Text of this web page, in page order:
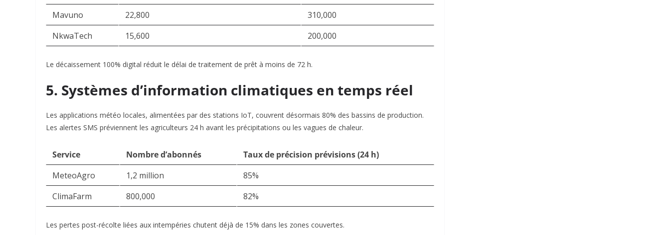
Mavuno
22,800
310,000
NkwaTech
15,600 200,000
Le décaissement 100% digital réduit le délai de traitement de prêt à moins de 72 h.
5. Systèmes d’information climatiques en temps réel
Les applications météo locales, alimentées par des stations IoT, couvrent désormais 80% des bassins de production.
Les alertes SMS préviennent les agriculteurs 24 h avant les précipitations ou les vagues de chaleur.
Service Nombre d’abonnés
Taux de précision prévisions (24 h)
MeteoAgro
1,2 million
85%
ClimaFarm
800,000 82%
Les pertes post-récolte liées aux intempéries chutent déjà de 15% dans les zones couvertes.